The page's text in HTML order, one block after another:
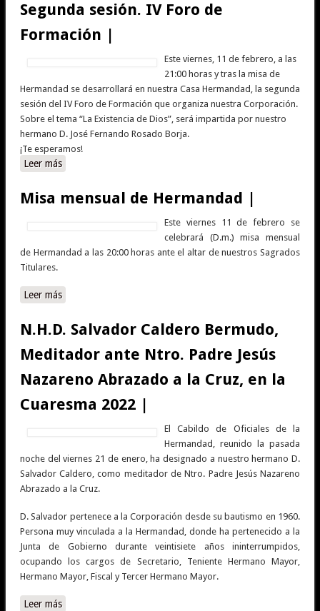
Segunda sesión. IV Foro de
Formación |
Este viernes, 11 de febrero, a las
21:00 horas y tras la misa de
Hermandad se desarrollará en nuestra Casa Hermandad, la segunda
sesión del IV Foro de Formación que organiza nuestra Corporación.
Sobre el tema “La Existencia de Dios”, será impartida por nuestro
hermano D. José Fernando Rosado Borja.
¡Te esperamos!
Leer mássobre Segunda sesión. IV Foro de Formación |
Misa mensual de Hermandad |
Este viernes 11 de febrero se
celebrará (D.m.) misa mensual
de Hermandad a las 20:00 horas ante el altar de nuestros Sagrados
Titulares.
Leer mássobre Misa mensual de Hermandad |
N.H.D. Salvador Caldero Bermudo,
Meditador ante Ntro. Padre Jesús
Nazareno Abrazado a la Cruz, en la
Cuaresma 2022 |
El Cabildo de Oficiales de la
Hermandad, reunido la pasada
noche del viernes 21 de enero, ha designado a nuestro hermano D.
Salvador Caldero, como meditador de Ntro. Padre Jesús Nazareno
Abrazado a la Cruz.
D. Salvador pertenece a la Corporación desde su bautismo en 1960.
Persona muy vinculada a la Hermandad, donde ha pertenecido a la
Junta de Gobierno durante veintisiete años ininterrumpidos,
ocupando los cargos de Secretario, Teniente Hermano Mayor,
Hermano Mayor, Fiscal y Tercer Hermano Mayor.
Leer mássobre N.H.D. Salvador Caldero Bermudo, Meditador ante